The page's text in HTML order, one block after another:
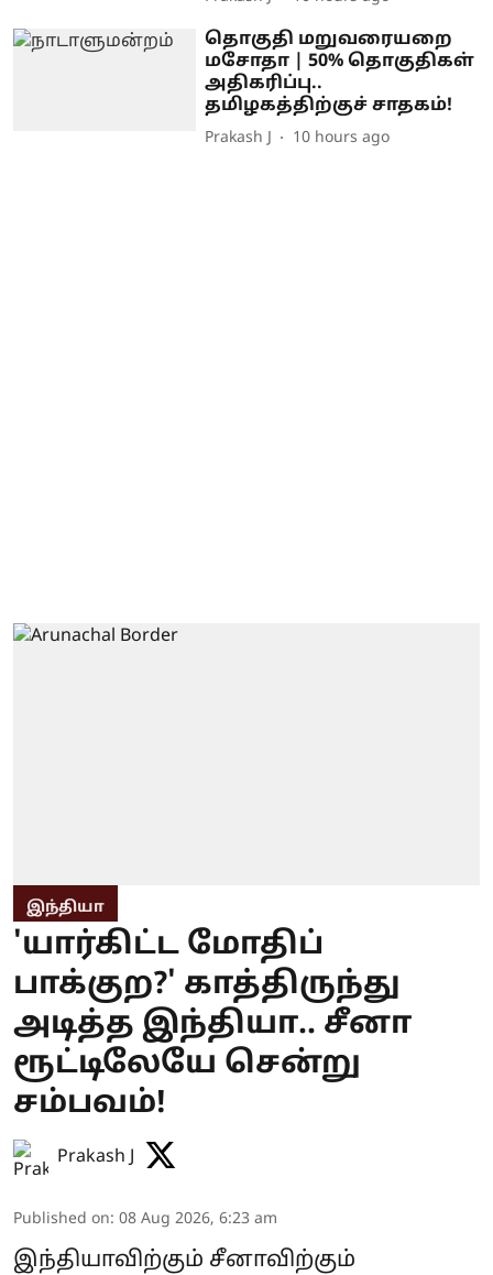
தொகுதி மறுவரையறை
மசோதா | 50% தொகுதிகள்
அதிகரிப்பு..
தமிழகத்திற்குச் சாதகம்!
Prakash J 10 hours ago
இந்தியா
'யார்கிட்ட மோதிப்
பாக்குற?' காத்திருந்து
அடித்த இந்தியா.. சீனா
ரூட்டிலேயே சென்று
சம்பவம்!
Prakash J
Published on: 08 Aug 2026, 6:23 am
இந்தியாவிற்கும் சீனாவிற்கும்